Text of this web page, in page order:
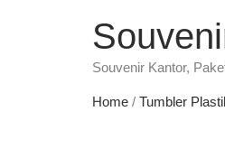
Souvenir Kantor,
Home / Tumbler